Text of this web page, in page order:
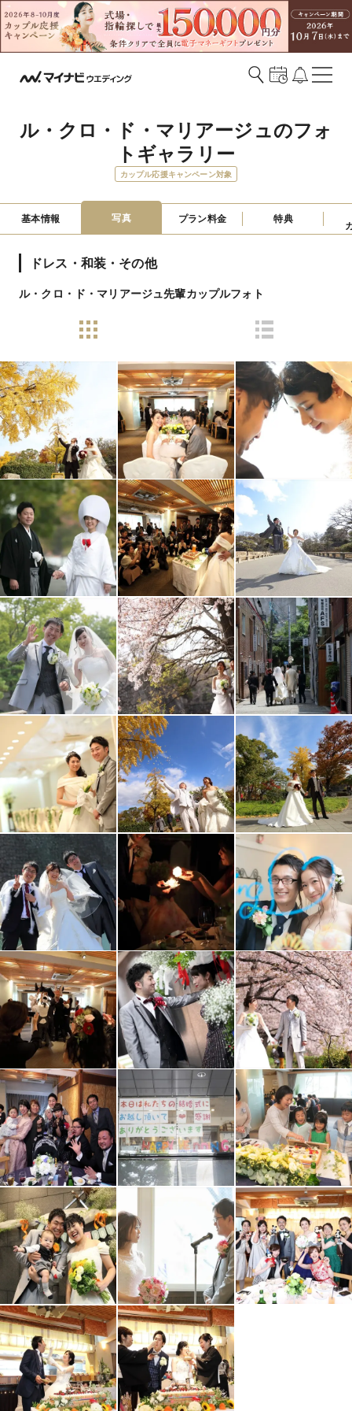
ル・クロ・ド・マリアージュのフォ
トギャラリー
カップル応援キャンペーン対象
基本情報 写真 プラン料金 特典
ドレス・和装・その他
ル・クロ・ド・マリアージュ先輩カップルフォト